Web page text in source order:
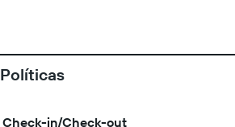
Políticas
Check-in/Check-out